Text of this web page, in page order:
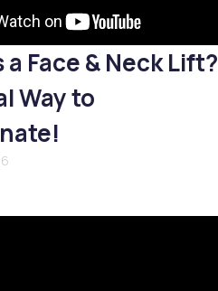
a Face & Neck Lift?
Way to